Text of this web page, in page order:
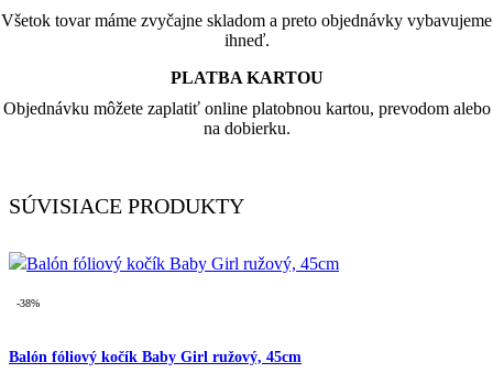
Všetok tovar máme zvyčajne skladom a preto objednávky vybavujeme
ihneď.
PLATBA KARTOU
Objednávku môžete zaplatiť online platobnou kartou, prevodom alebo
na dobierku.
SÚVISIACE PRODUKTY
-38%
Balón fóliový kočík Baby Girl ružový, 45cm